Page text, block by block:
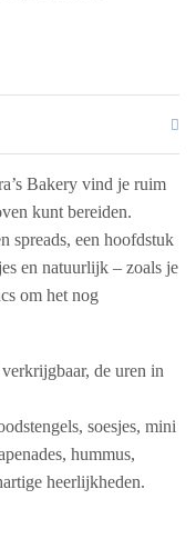
Bakery vind je ruim
kunt bereiden.
spreads, een hoofdstuk
en natuurlijk – zoals je
om het nog
de uren in
soesjes, mini
hummus,
heerlijkheden.